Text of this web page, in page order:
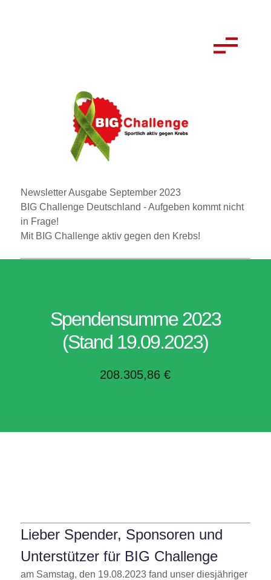
Newsletter Ausgabe September 2023
BIG Challenge Deutschland - Aufgeben kommt nicht
in Frage!
Mit BIG Challenge aktiv gegen den Krebs!
Spendensumme 2023
(Stand 19.09.2023)
208.305,86 €
Lieber Spender, Sponsoren und
Unterstützer für BIG Challenge
am Samstag, den 19.08.2023 fand unser diesjähriger